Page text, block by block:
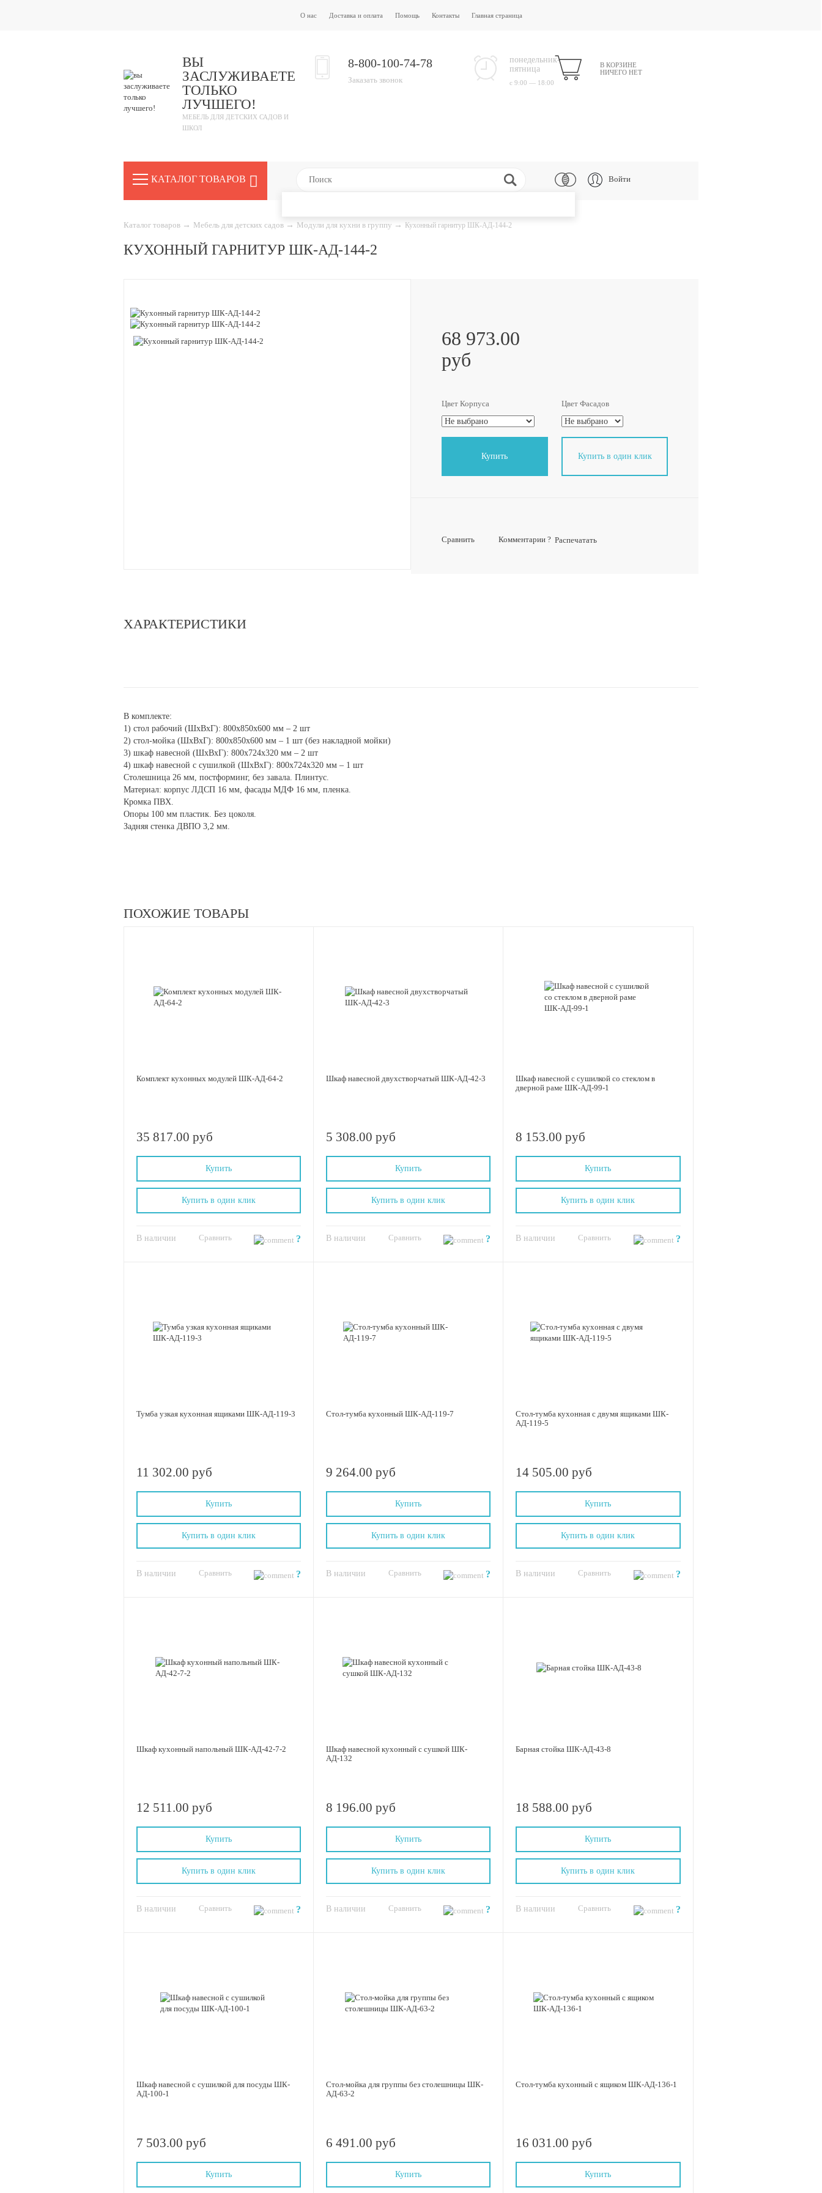
О нас Доставка и оплата Помощь Контакты Главная страница
ВЫ
ЗАСЛУЖИВАЕТЕ
ТОЛЬКО
ЛУЧШЕГО!
МЕБЕЛЬ ДЛЯ ДЕТСКИХ САДОВ И
ШКОЛ
8-800-100-74-78
Заказать звонок
понедельник-
пятница
с 9:00 — 18:00
В КОРЗИНЕ
НИЧЕГО НЕТ
КАТАЛОГ ТОВАРОВ Войти
Каталог товаров → Мебель для детских садов → Модули для кухни в группу → Кухонный гарнитур ШК-АД-144-2
КУХОННЫЙ ГАРНИТУР ШК-АД-144-2
68 973.00
руб
Цвет Корпуса Цвет Фасадов
Купить Купить в один клик
Сравнить Комментарии ? Распечатать
ХАРАКТЕРИСТИКИ
В комплекте:
1) стол рабочий (ШхВхГ): 800х850х600 мм – 2 шт
2) стол-мойка (ШхВхГ): 800х850х600 мм – 1 шт (без накладной мойки)
3) шкаф навесной (ШхВхГ): 800х724х320 мм – 2 шт
4) шкаф навесной с сушилкой (ШхВхГ): 800х724х320 мм – 1 шт
Столешница 26 мм, постформинг, без завала. Плинтус.
Материал: корпус ЛДСП 16 мм, фасады МДФ 16 мм, пленка.
Кромка ПВХ.
Опоры 100 мм пластик. Без цоколя.
Задняя стенка ДВПО 3,2 мм.
ПОХОЖИЕ ТОВАРЫ
Комплект кухонных модулей ШК-АД-64-2
35 817.00 руб
Купить
В наличии Сравнить ?
Купить в один клик
Шкаф навесной двухстворчатый ШК-АД-42-3
5 308.00 руб
Купить
В наличии Сравнить ?
Купить в один клик
Шкаф навесной с сушилкой со стеклом в
дверной раме ШК-АД-99-1
8 153.00 руб
Купить
В наличии Сравнить ?
Купить в один клик
Тумба узкая кухонная ящиками ШК-АД-119-3
11 302.00 руб
Купить
В наличии Сравнить ?
Купить в один клик
Стол-тумба кухонный ШК-АД-119-7
9 264.00 руб
Купить
В наличии Сравнить ?
Купить в один клик
Стол-тумба кухонная с двумя ящиками ШК-
АД-119-5
14 505.00 руб
Купить
В наличии Сравнить ?
Купить в один клик
Шкаф кухонный напольный ШК-АД-42-7-2
12 511.00 руб
Купить
В наличии Сравнить ?
Купить в один клик
Шкаф навесной кухонный с сушкой ШК-
АД-132
8 196.00 руб
Купить
В наличии Сравнить ?
Купить в один клик
Барная стойка ШК-АД-43-8
18 588.00 руб
Купить
В наличии Сравнить ?
Купить в один клик
Шкаф навесной с сушилкой для посуды ШК-
АД-100-1
7 503.00 руб
Купить
Стол-мойка для группы без столешницы ШК-
АД-63-2
6 491.00 руб
Купить
Стол-тумба кухонный с ящиком ШК-АД-136-1
16 031.00 руб
Купить